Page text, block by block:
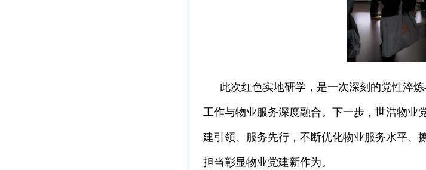
此次红色实地研学，是一次深刻的党性淬
工作与物业服务深度融合。 下一步，世浩物业
建引领、服务先行，不断优化物业服务水平、
担当彰显物业党建新作为。